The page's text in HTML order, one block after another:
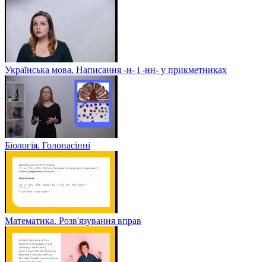
Українська мова. Написання -н- і -нн- у прикметниках
Біологія. Голонасінні
Математика. Розв'язування вправ